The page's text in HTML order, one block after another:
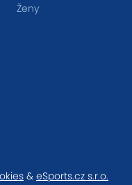
Ženy
& eSports.cz s.r.o.